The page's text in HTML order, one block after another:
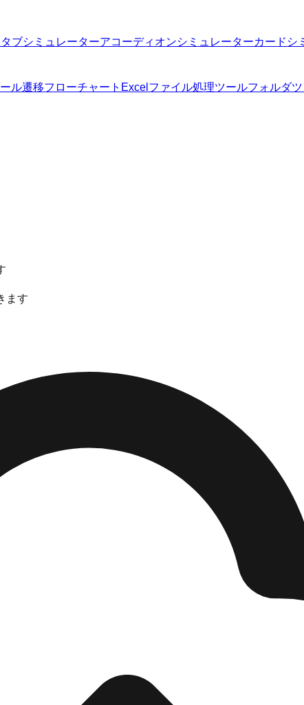
タブシミュレーターアコーディオンシミュレーターカードシ
ル遷移フローチャート Excelファイル処理ツールフォルダ
ます